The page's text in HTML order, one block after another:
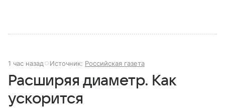
1 час назад Источник: Российская газета
Расширяя диаметр. Как
ускорится